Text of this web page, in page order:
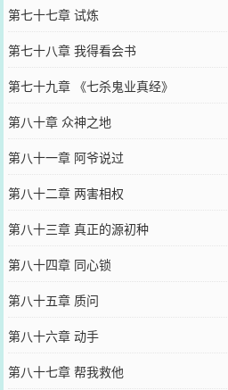
第七十七章 试炼
第七十八章 我得看会书
第七十九章 《七杀鬼业真经》
第八十章 众神之地
第八十一章 阿爷说过
第八十二章 两害相权
第八十三章 真正的源初种
第八十四章 同心锁
第八十五章 质问
第八十六章 动手
第八十七章 帮我救他